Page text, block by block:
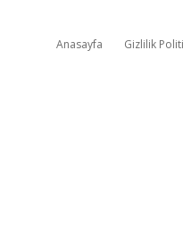
Anasayfa Gizlilik